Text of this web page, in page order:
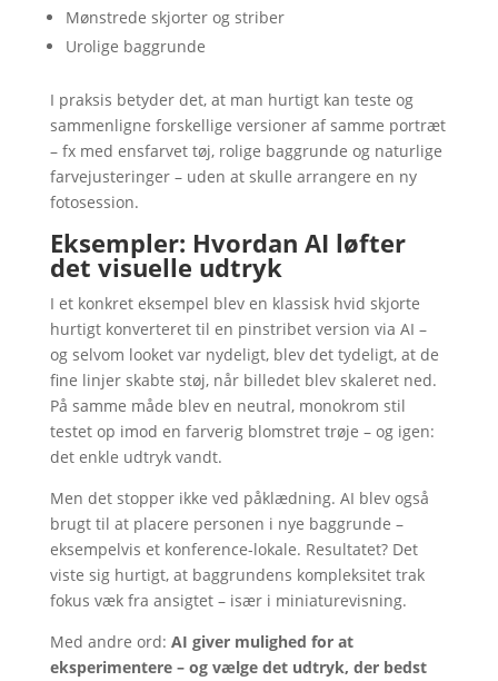
Mønstrede skjorter og striber
Urolige baggrunde
I praksis betyder det, at man hurtigt kan teste og
sammenligne forskellige versioner af samme portræt
– fx med ensfarvet tøj, rolige baggrunde og naturlige
farvejusteringer – uden at skulle arrangere en ny
fotosession.
Eksempler: Hvordan AI løfter
det visuelle udtryk
I et konkret eksempel blev en klassisk hvid skjorte
hurtigt konverteret til en pinstribet version via AI –
og selvom looket var nydeligt, blev det tydeligt, at de
fine linjer skabte støj, når billedet blev skaleret ned.
På samme måde blev en neutral, monokrom stil
testet op imod en farverig blomstret trøje – og igen:
det enkle udtryk vandt.
Men det stopper ikke ved påklædning. AI blev også
brugt til at placere personen i nye baggrunde –
eksempelvis et konference-lokale. Resultatet? Det
viste sig hurtigt, at baggrundens kompleksitet trak
fokus væk fra ansigtet – især i miniaturevisning.
Med andre ord: AI giver mulighed for at
eksperimentere – og vælge det udtryk, der bedst